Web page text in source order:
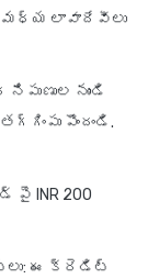
మధ్య లావాదేవీలు
నుండి
పొందండి.
INR 200
: ఈ క్రెడిట్